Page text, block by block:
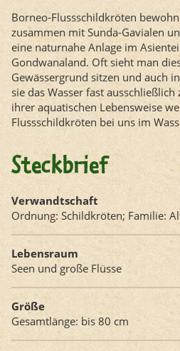
Borneo-Flussschildkröten
zusammen mit Sunda-Gavialen
eine naturnahe Anlage im
Gondwanaland. Oft sieht man
Gewässergrund sitzen und auch
sie das Wasser fast
ihrer aquatischen Lebensweise
Flussschildkröten bei uns im
Steckbrief
Verwandtschaft
Ordnung: Schildkröten; Familie:
Lebensraum
Seen und große Flüsse
Größe
Gesamtlänge: bis 80 cm